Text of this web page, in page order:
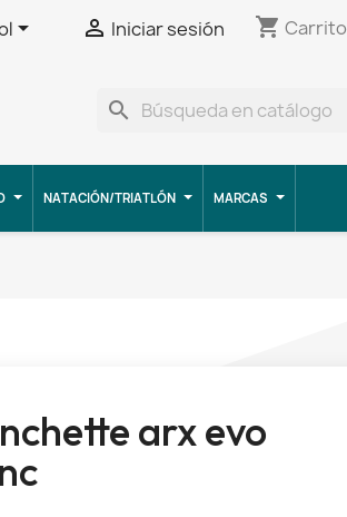
  Iniciar sesión shopping_cart Carrito
search
NATACIÓN/TRIATLÓN MARCAS
arx evo